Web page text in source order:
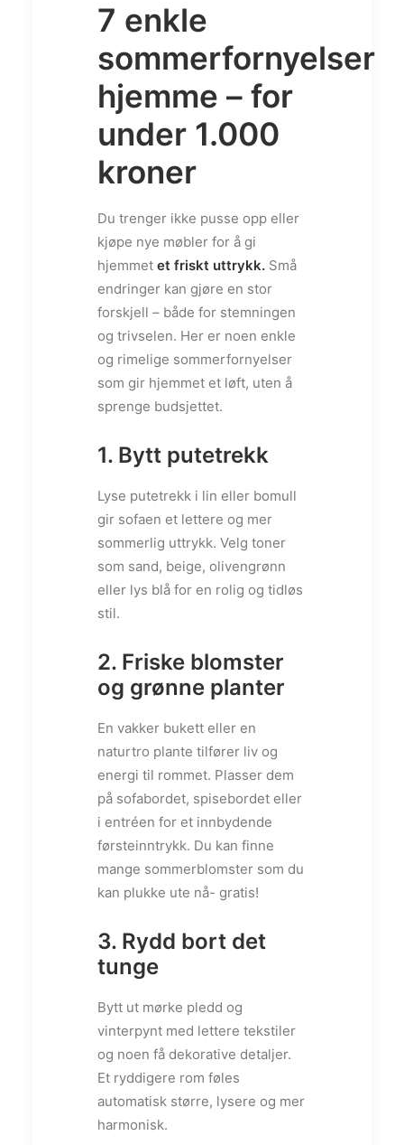
7 enkle
sommerfornyelser
hjemme – for
under 1.000
kroner
Du trenger ikke pusse opp eller
kjøpe nye møbler for å gi
hjemmet et friskt uttrykk. Små
endringer kan gjøre en stor
forskjell – både for stemningen
og trivselen. Her er noen enkle
og rimelige sommerfornyelser
som gir hjemmet et løft, uten å
sprenge budsjettet.
1. Bytt putetrekk
Lyse putetrekk i lin eller bomull
gir sofaen et lettere og mer
sommerlig uttrykk. Velg toner
som sand, beige, olivengrønn
eller lys blå for en rolig og tidløs
stil.
2. Friske blomster
og grønne planter
En vakker bukett eller en
naturtro plante tilfører liv og
energi til rommet. Plasser dem
på sofabordet, spisebordet eller
i entréen for et innbydende
førsteinntrykk. Du kan finne
mange sommerblomster som du
kan plukke ute nå- gratis!
3. Rydd bort det
tunge
Bytt ut mørke pledd og
vinterpynt med lettere tekstiler
og noen få dekorative detaljer.
Et ryddigere rom føles
automatisk større, lysere og mer
harmonisk.